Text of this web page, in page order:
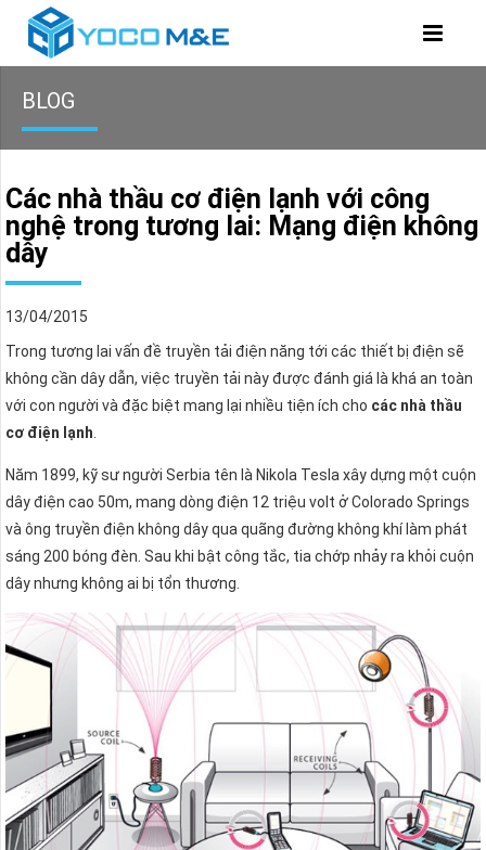
BLOG
Các nhà thầu cơ điện lạnh với công
nghệ trong tương lai: Mạng điện không
dây
13/04/2015
Trong tương lai vấn đề truyền tải điện năng tới các thiết bị điện sẽ
không cần dây dẫn, việc truyền tải này được đánh giá là khá an toàn
với con người và đặc biệt mang lại nhiều tiện ích cho các nhà thầu
cơ điện lạnh
Năm 1899, kỹ sư người Serbia tên là Nikola Tesla xây dựng một cuộn
dây điện cao 50m, mang dòng điện 12 triệu volt ở Colorado Springs
và ông truyền điện không dây qua quãng đường không khí làm phát
sáng 200 bóng đèn. Sau khi bật công tắc, tia chớp nhảy ra khỏi cuộn
dây nhưng không ai bị tổn thương.